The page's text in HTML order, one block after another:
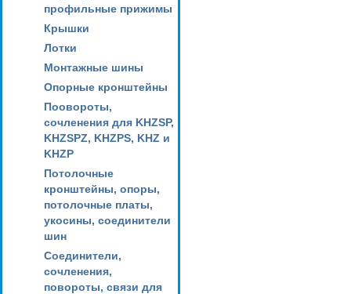
профильные прижимы
Крышки
Лотки
Монтажные шины
Опорные кронштейны
Поовороты,
сочленения для KHZSP,
KHZSPZ, KHZPS, KHZ и
KHZP
Потолочные
кронштейны, опоры,
потолочные платы,
укосины, соединители
шин
Соединители,
сочленения,
повороты, связи для